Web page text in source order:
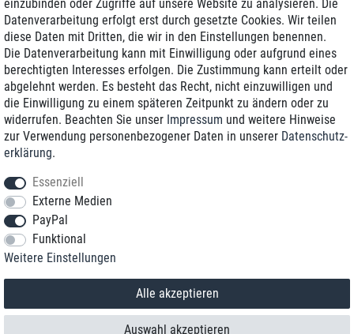
Zustellung am nächsten Werktag
Günstiger Versand
Generalüberholt mit Garantie
+49 8989 96160*
*Sie erreichen uns zum Ortstarif von Montag bis Freitag von 9 Uhr - 18 Uhr.
© 2018 TOP TEN Computervertrieb GmbH
einzubinden oder Zugriffe auf unsere Website zu analysieren. Die
Datenverarbeitung erfolgt erst durch gesetzte Cookies. Wir teilen
diese Daten mit Dritten, die wir in den Einstellungen benennen.
Die Datenverarbeitung kann mit Einwilligung oder aufgrund eines
berechtigten Interesses erfolgen. Die Zustimmung kann erteilt oder
abgelehnt werden. Es besteht das Recht, nicht einzuwilligen und
die Einwilligung zu einem späteren Zeitpunkt zu ändern oder zu
widerrufen. Beachten Sie unser Impressum und weitere Hinweise
zur Verwendung personenbezogener Daten in unserer Daten­schutz­
erklärung.
Essenziell
Externe Medien
PayPal
Funktional
Weitere Einstellungen
Alle akzeptieren
Auswahl akzeptieren